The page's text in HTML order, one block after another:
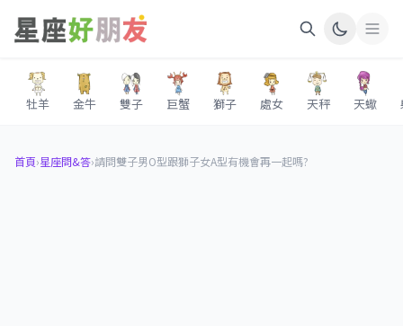
牡羊 金牛 雙子 巨蟹 獅子 處女 天秤 天蠍
首頁›星座問&答›請問雙子男O型跟獅子女A型有機會再一起嗎?